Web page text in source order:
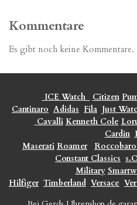
Kommentare
Es gibt noch keine Kommentare.
ICE Watch Citizen
Cantinaro Adidas Fila Just
Cavalli Kenneth Cole
Cardin
Maserati Roamer
Constant Classics
Military
Hilfiger Timberland Versace